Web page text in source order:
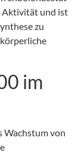
Aktivität und ist
zu
im
Wachstum von